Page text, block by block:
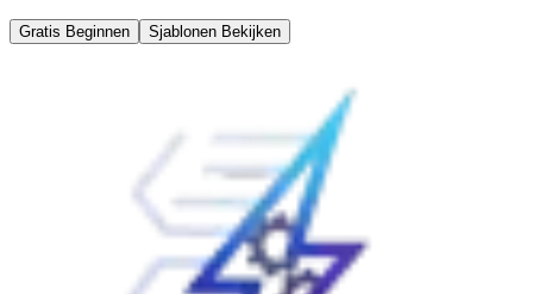
Gratis Beginnen Sjablonen Bekijken